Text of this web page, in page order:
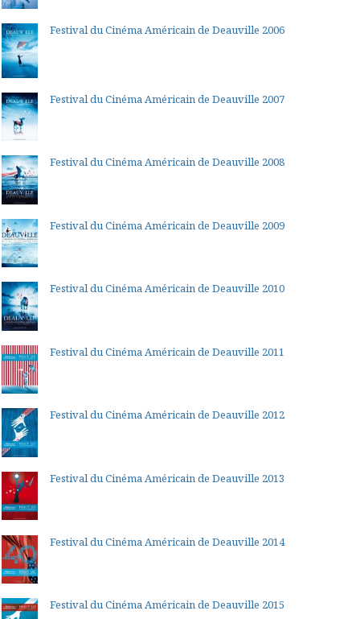
Festival du Cinéma Américain de Deauville 2006
Festival du Cinéma Américain de Deauville 2007
Festival du Cinéma Américain de Deauville 2008
Festival du Cinéma Américain de Deauville 2009
Festival du Cinéma Américain de Deauville 2010
Festival du Cinéma Américain de Deauville 2011
Festival du Cinéma Américain de Deauville 2012
Festival du Cinéma Américain de Deauville 2013
Festival du Cinéma Américain de Deauville 2014
Festival du Cinéma Américain de Deauville 2015